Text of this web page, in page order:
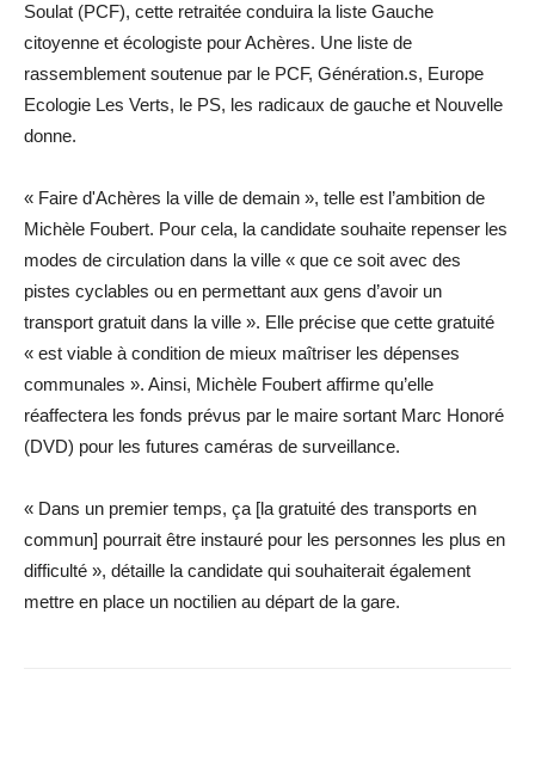
Soulat (PCF), cette retraitée conduira la liste Gauche
citoyenne et écologiste pour Achères. Une liste de
rassemblement soutenue par le PCF, Génération.s, Europe
Ecologie Les Verts, le PS, les radicaux de gauche et Nouvelle
donne.
« Faire d'Achères la ville de demain », telle est l’ambition de
Michèle Foubert. Pour cela, la candidate souhaite repenser les
modes de circulation dans la ville « que ce soit avec des
pistes cyclables ou en permettant aux gens d’avoir un
transport gratuit dans la ville ». Elle précise que cette gratuité
« est viable à condition de mieux maîtriser les dépenses
communales ». Ainsi, Michèle Foubert affirme qu’elle
réaffectera les fonds prévus par le maire sortant Marc Honoré
(DVD) pour les futures caméras de surveillance.
« Dans un premier temps, ça [la gratuité des transports en
commun] pourrait être instauré pour les personnes les plus en
difficulté », détaille la candidate qui souhaiterait également
mettre en place un noctilien au départ de la gare.